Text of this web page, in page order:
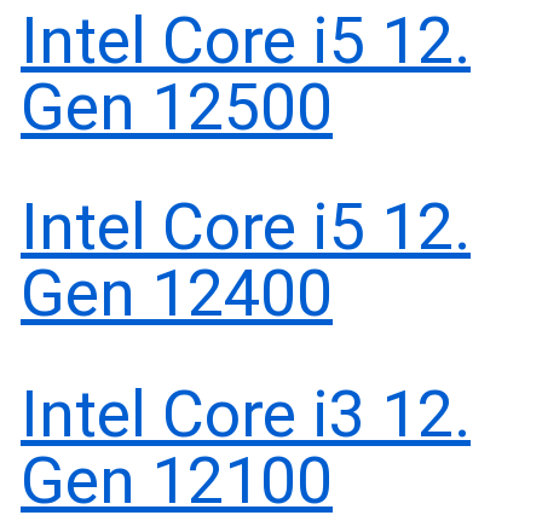
Intel Core i5 12.
Gen 12500
Intel Core i5 12.
Gen 12400
Intel Core i3 12.
Gen 12100